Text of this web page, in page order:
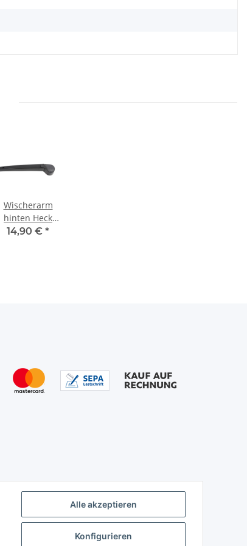
Alle akzeptieren
Konfigurieren
Wischerarm
hinten Heck
6R6955707B VW
14,90 € *